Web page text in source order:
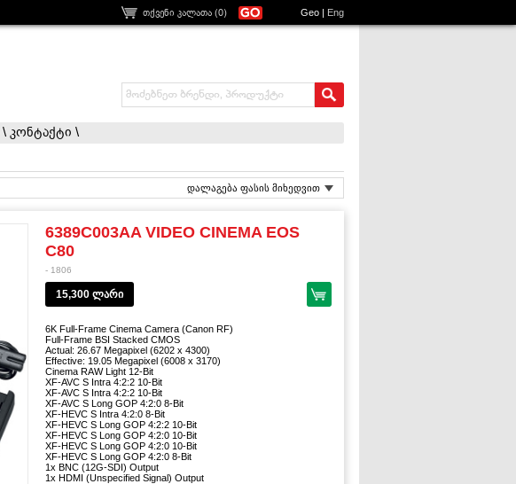
თქვენი კალათა (0) Geo | Eng
\ კონტაქტი \
დალაგება ფასის მიხედვით
6389C003AA VIDEO CINEMA EOS
C80
- 1806
15,300 ლარი
6K Full-Frame Cinema Camera (Canon RF)
Full-Frame BSI Stacked CMOS
Actual: 26.67 Megapixel (6202 x 4300)
Effective: 19.05 Megapixel (6008 x 3170)
Cinema RAW Light 12-Bit
XF-AVC S Intra 4:2:2 10-Bit
XF-AVC S Intra 4:2:2 10-Bit
XF-AVC S Long GOP 4:2:0 8-Bit
XF-HEVC S Intra 4:2:0 8-Bit
XF-HEVC S Long GOP 4:2:2 10-Bit
XF-HEVC S Long GOP 4:2:0 10-Bit
XF-HEVC S Long GOP 4:2:0 10-Bit
XF-HEVC S Long GOP 4:2:0 8-Bit
1x BNC (12G-SDI) Output
1x HDMI (Unspecified Signal) Output